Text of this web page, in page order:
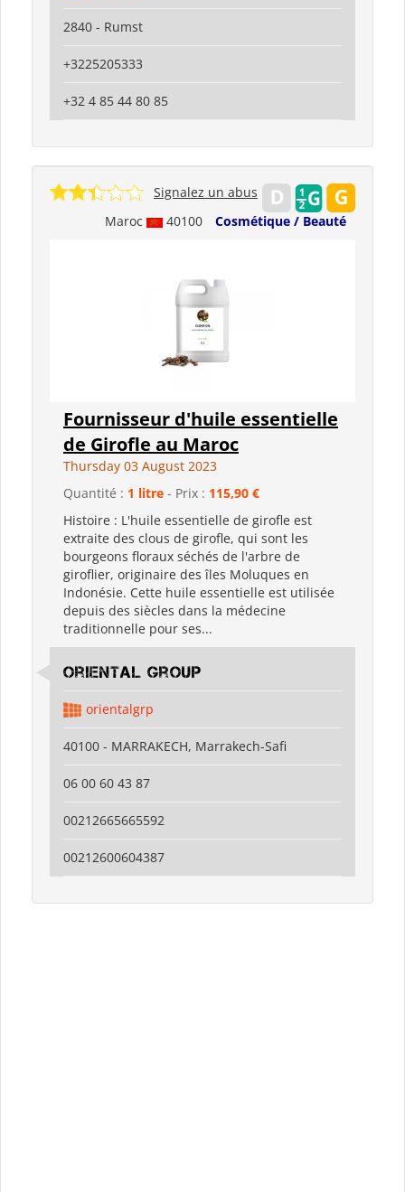
2840 - Rumst
+3225205333
+32 4 85 44 80 85
Maroc 40100 Cosmétique / Beauté
Signalez un abus
Fournisseur d'huile essentielle
de Girofle au Maroc
Thursday 03 August 2023
Quantité : 1 litre - Prix : 115,90 €
Histoire : L'huile essentielle de girofle est
extraite des clous de girofle, qui sont les
bourgeons floraux séchés de l'arbre de
giroflier, originaire des îles Moluques en
Indonésie. Cette huile essentielle est utilisée
depuis des siècles dans la médecine
traditionnelle pour ses...
Oriental Group
orientalgrp
40100 - MARRAKECH, Marrakech-Safi
06 00 60 43 87
00212665665592
00212600604387